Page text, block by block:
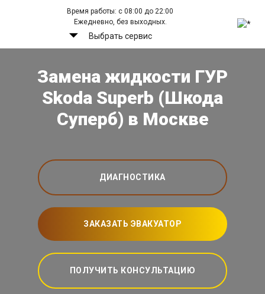
Время работы: с 08:00 до 22:00
Ежедневно, без выходных.
Выбрать сервис
Замена жидкости ГУР
Skoda Superb (Шкода
Суперб) в Москве
ДИАГНОСТИКА
ЗАКАЗАТЬ ЭВАКУАТОР
ПОЛУЧИТЬ КОНСУЛЬТАЦИЮ